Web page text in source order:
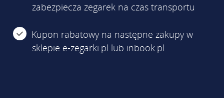
zabezpiecza zegarek na czas transportu
Kupon rabatowy na następne zakupy w
sklepie e-zegarki.pl lub inbook.pl